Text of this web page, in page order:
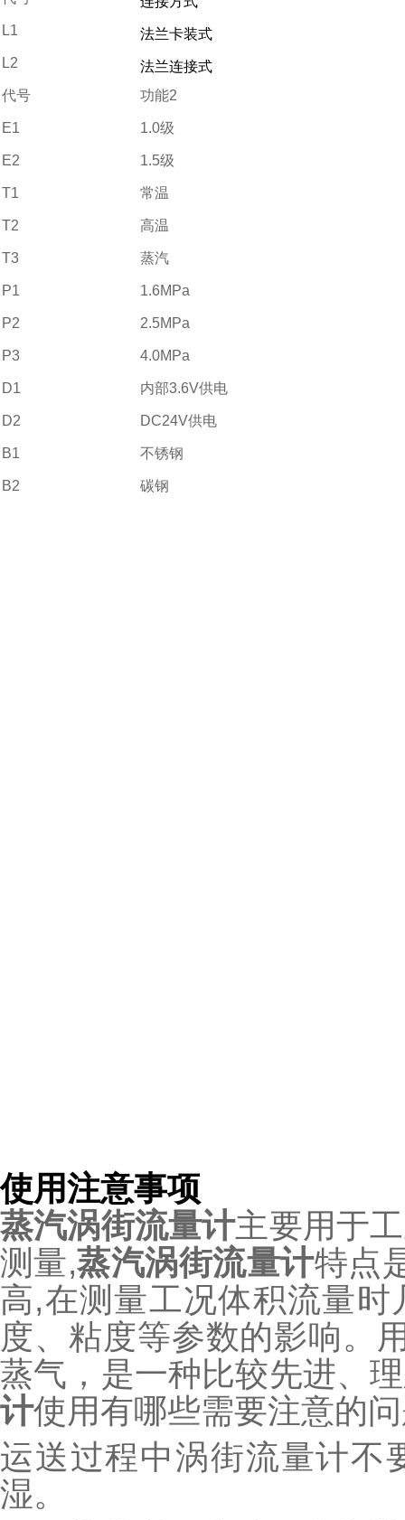
L1
法兰卡装式
L2
法兰连接式
代号
功能2
E1 1.0级
E2 1.5级
T1 常温
T2 高温
T3 蒸汽
P1 1.6MPa
P2 2.5MPa
P3 4.0MPa
D1 内部3.6V供电
D2 DC24V供电
B1 不锈钢
B2 碳钢
使用注意事项
蒸汽涡街流量计主要用于
测量,蒸汽涡街流量计特点
高,在测量工况体积流量
度、粘度等参数的影响。
蒸气，是一种比较先进、
计使用有哪些需要注意的
运送过程中涡街流量计不
湿。